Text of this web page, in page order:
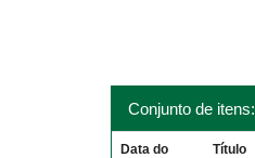
Conjunto de itens:
Data do Título